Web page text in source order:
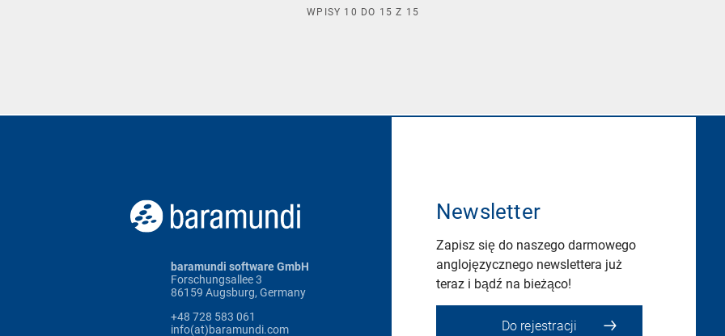
WPISY 10 DO 15 Z 15
baramundi software GmbH
Forschungsallee 3
86159 Augsburg, Germany
+48 728 583 061
info(at)baramundi.com
Newsletter
Zapisz się do naszego darmowego
anglojęzycznego newslettera już
teraz i bądź na bieżąco!
Do rejestracji